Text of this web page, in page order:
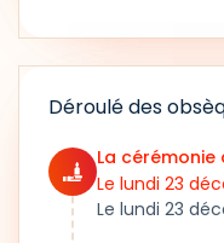
Déroulé des
La cérémonie
Le lundi 23
Le lundi 23